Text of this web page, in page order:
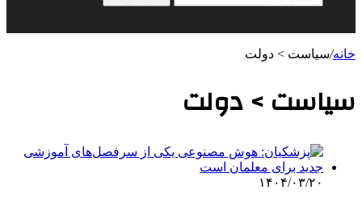
خانه/سیاست > دولت
سیاست > دولت
۱۴۰۴/۰۳/۲۰